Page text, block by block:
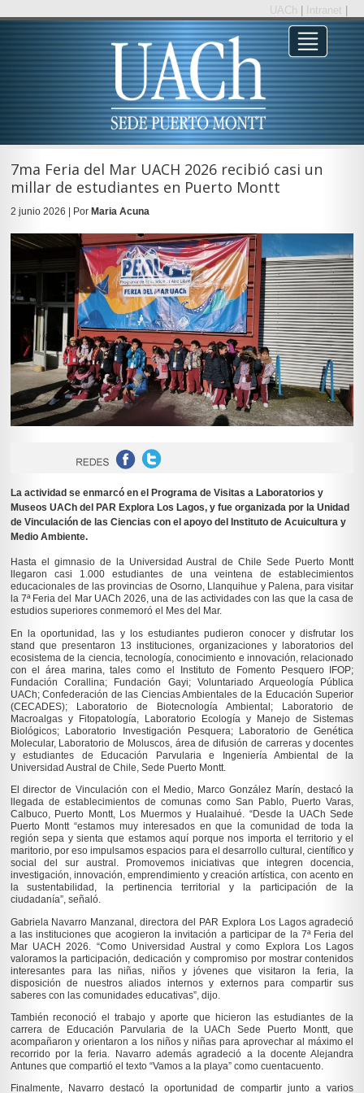
UACh Intranet
7ma Feria del Mar UACH 2026 recibió casi un
millar de estudiantes en Puerto Montt
2 junio 2026 | Por Maria Acuna
La actividad se enmarcó en el Programa de Visitas a Laboratorios y
Museos UACh del PAR Explora Los Lagos, y fue organizada por la Unidad
de Vinculación de las Ciencias con el apoyo del Instituto de Acuicultura y
Medio Ambiente.
Hasta el gimnasio de la Universidad Austral de Chile Sede Puerto Montt
llegaron casi 1.000 estudiantes de una veintena de establecimientos
educacionales de las provincias de Osorno, Llanquihue y Palena, para visitar
la 7ª Feria del Mar UACh 2026, una de las actividades con las que la casa de
estudios superiores conmemoró el Mes del Mar.
En la oportunidad, las y los estudiantes pudieron conocer y disfrutar los
stand que presentaron 13 instituciones, organizaciones y laboratorios del
ecosistema de la ciencia, tecnología, conocimiento e innovación, relacionado
con el área marina, tales como el Instituto de Fomento Pesquero IFOP;
Fundación Corallina; Fundación Gayi; Voluntariado Arqueología Pública
UACh; Confederación de las Ciencias Ambientales de la Educación Superior
(CECADES); Laboratorio de Biotecnología Ambiental; Laboratorio de
Macroalgas y Fitopatología, Laboratorio Ecología y Manejo de Sistemas
Biológicos; Laboratorio Investigación Pesquera; Laboratorio de Genética
Molecular, Laboratorio de Moluscos, área de difusión de carreras y docentes
y estudiantes de Educación Parvularia e Ingeniería Ambiental de la
Universidad Austral de Chile, Sede Puerto Montt.
El director de Vinculación con el Medio, Marco González Marín, destacó la
llegada de establecimientos de comunas como San Pablo, Puerto Varas,
Calbuco, Puerto Montt, Los Muermos y Hualaihué. “Desde la UACh Sede
Puerto Montt “estamos muy interesados en que la comunidad de toda la
región sepa y sienta que estamos aquí porque nos importa el territorio y el
maritorio, por eso impulsamos espacios para el desarrollo cultural, científico y
social del sur austral. Promovemos iniciativas que integren docencia,
investigación, innovación, emprendimiento y creación artística, con acento en
la sustentabilidad, la pertinencia territorial y la participación de la
ciudadanía”, señaló.
Gabriela Navarro Manzanal, directora del PAR Explora Los Lagos agradeció
a las instituciones que acogieron la invitación a participar de la 7ª Feria del
Mar UACH 2026. “Como Universidad Austral y como Explora Los Lagos
valoramos la participación, dedicación y compromiso por mostrar contenidos
interesantes para las niñas, niños y jóvenes que visitaron la feria, la
disposición de nuestros aliados internos y externos para compartir sus
saberes con las comunidades educativas”, dijo.
También reconoció el trabajo y aporte que hicieron las estudiantes de la
carrera de Educación Parvularia de la UACh Sede Puerto Montt, que
acompañaron y orientaron a los niños y niñas para aprovechar al máximo el
recorrido por la feria. Navarro además agradeció a la docente Alejandra
Antunes que compartió el texto “Vamos a la playa” como cuentacuento.
Finalmente, Navarro destacó la oportunidad de compartir junto a varios